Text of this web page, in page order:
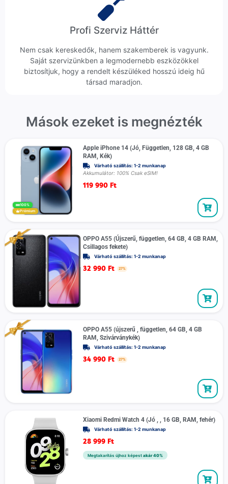
Profi Szerviz Háttér
Nem csak kereskedők, hanem szakemberek is vagyunk.
Saját szervizünkben a legmodernebb eszközökkel
biztosítjuk, hogy a rendelt készüléked hosszú ideig hű
társad maradjon.
Mások ezeket is megnézték
100%
Prémium
Apple iPhone 14 (Jó, Független, 128 GB, 4 GB
RAM, Kék)
Várható szállítás: 1-2 munkanap
Akkumulátor: 100% Csak eSIM!
119 990 Ft
OPPO A55 (Újszerű, független, 64 GB, 4 GB RAM,
Csillagos fekete)
Várható szállítás: 1-2 munkanap
32 990 Ft 27%
OPPO A55 (újszerű , független, 64 GB, 4 GB
RAM, Szivárványkék)
Várható szállítás: 1-2 munkanap
34 990 Ft 27%
Xiaomi Redmi Watch 4 (Jó , , 16 GB, RAM, fehér)
Várható szállítás: 1-2 munkanap
28 999 Ft
Megtakarítás újhoz képest akár 40%